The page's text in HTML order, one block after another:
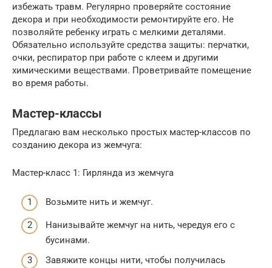
избежать травм. Регулярно проверяйте состояние
декора и при необходимости ремонтируйте его. Не
позволяйте ребенку играть с мелкими деталями.
Обязательно используйте средства защиты: перчатки,
очки, респиратор при работе с клеем и другими
химическими веществами. Проветривайте помещение
во время работы.
Мастер-классы
Предлагаю вам несколько простых мастер-классов по
созданию декора из жемчуга:
Мастер-класс 1: Гирлянда из жемчуга
Возьмите нить и жемчуг.
Нанизывайте жемчуг на нить, чередуя его с
бусинами.
Завяжите концы нити, чтобы получилась